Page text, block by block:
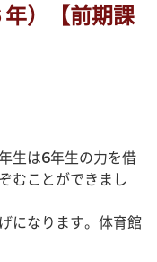
）【前期課
生は6年生の力を借
むことができまし
になります。体育館